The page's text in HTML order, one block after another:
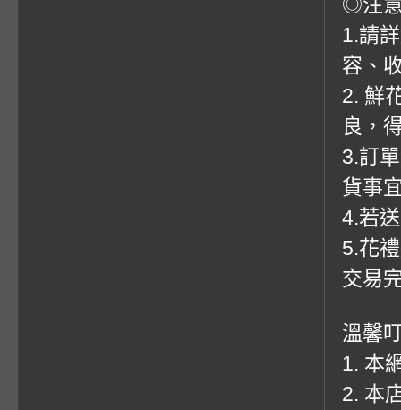
1.請
容、
2. 鮮
良，
3.訂
貨事
4.若
5.花
交易
溫馨
1. 本
2. 本